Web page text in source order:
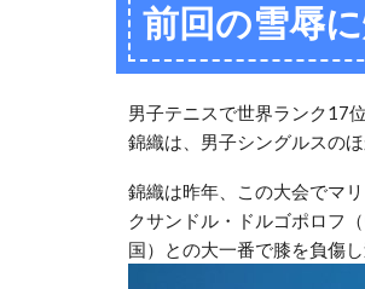
前回の雪辱
男子テニスで世界ランク17
錦織は、男子シングルスの
錦織は昨年、この大会でマ
クサンドル・ドルゴポロフ
国）との大一番で膝を負傷